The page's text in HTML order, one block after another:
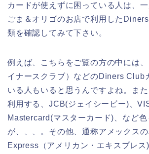
カードが使えずに困っている人は、
ごま＆オリゴのお店で利用した
類を確認してみて下さい。
例えば、こちらをご覧の方の中には
イナースクラブ）などのDiners Club
いる人もいると思うんですよね。ま
利用する、JCB(ジェイシービー)、
Mastercard(マスターカード)、など色
が、、、。その他、通称アメックス
Express（アメリカン・エキスプレス